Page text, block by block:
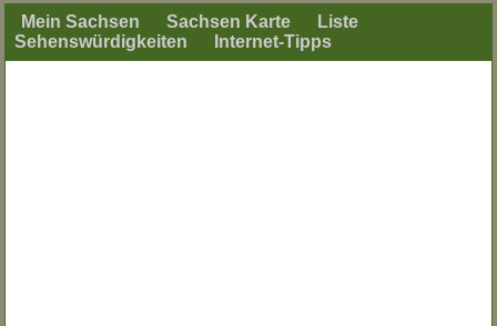
Mein Sachsen Sachsen Karte
Liste
Sehenswürdigkeiten
Internet-Tipps